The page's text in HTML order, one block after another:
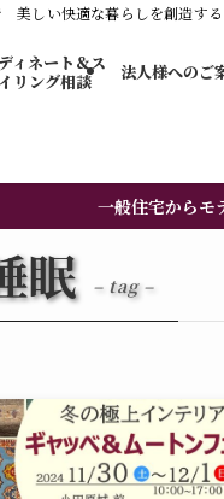
美しい快適な暮らしを創造する
ィネート＆ス
リング​相談
法人様へのご
一般住宅からモ
眠 – tag –